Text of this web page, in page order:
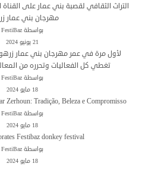
التراث الثقافي لقصبة بني عمار على
مهرجان بني عمار
بواسطة FestiBaz
21 يونيو 2024
لأول مرة في عمر مهرجان بني عمار زرهون
تغطي كل الفعاليات وتحرره من
بواسطة FestiBaz
18 مايو 2024
Zerhoun: Tradição, Beleza e Compromisso
بواسطة FestiBaz
18 مايو 2024
Festibaz donkey festival
بواسطة FestiBaz
18 مايو 2024